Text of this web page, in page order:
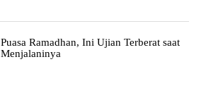
Puasa Ramadhan, Ini Ujian Terberat saat
Menjalaninya